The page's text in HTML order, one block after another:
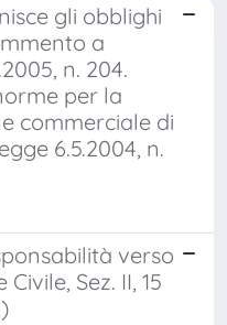
gli obblighi
a
n. 204.
per la
commerciale di
6.5.2004, n.
verso
Sez. II, 15